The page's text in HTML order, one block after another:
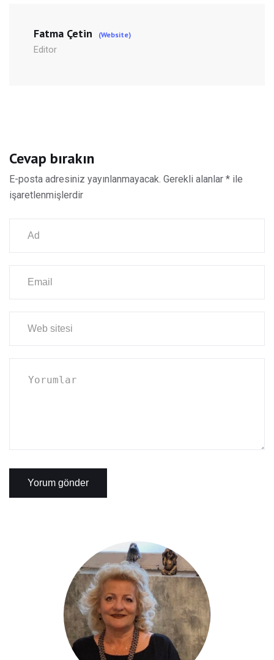
Fatma Çetin (Website)
Editor
Cevap bırakın
E-posta adresiniz yayınlanmayacak. Gerekli alanlar * ile
işaretlenmişlerdir